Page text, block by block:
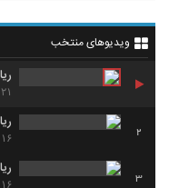
ویدیوهای منتخب
۲۱ بازدید
2 ۱۶ بازدید
3 ۱۶ بازدید